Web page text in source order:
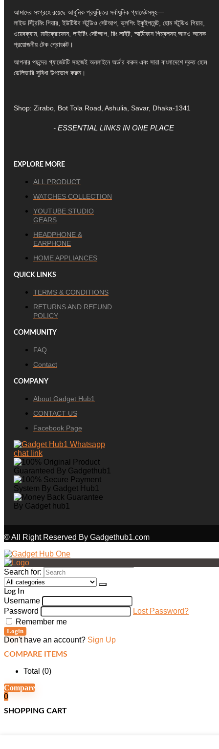
আমাদের সংগ্রহে রয়েছে আধুনিক প্রযুক্তির সর্বাধুনিক গ্যাজেটসমূহ—
লাইভ স্ট্রিমিং গিয়ার, ইউটিউব স্টুডিও সেটআপ, ভ্লগিং ইকুইপমেন্ট, হোম স্টুডিও গিয়ার,
ওয়েবক্যাম, মাইক্রোফোন, লাইটিং সেটআপ, রিং লাইট, স্মার্টফোন গিম্বলসহ আরও অনেক
প্রয়োজনীয় টেক প্রোডাক্ট।
আপনার পছন্দের গ্যাজেটটি সহজেই অনলাইনে অর্ডার করুন এবং সারা বাংলাদেশে দ্রুত হোম
ডেলিভারি সুবিধা উপভোগ করুন।
Shop: Zirabo, Bot Tola Road, Ashulia, Savar, Dhaka-1341
- ESSENTIAL LINKS IN ONE PLACE
EXPLORE MORE
ALL PRODUCT
WATCHES COLLECTION
YOUTUBE STUDIO
GEARS
HEADPHONE &
EARPHONE
HOME APPLIANCES
QUICK LINKS
TERMS & CONDITIONS
RETURNS AND REFUND
POLICY
COMMUNITY
FAQ
Contact
COMPANY
About Gadget Hub1
CONTACT US
Facebook Page
© All Right Reserved By Gadgethub1.com
Search for:
Log In
Username
Password
Lost Password?
Remember me
Login
Don't have an account? Sign Up
COMPARE ITEMS
Total (0)
Compare
0
SHOPPING CART